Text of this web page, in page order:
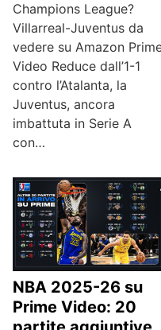
Champions League?
Villarreal-Juventus da
vedere su Amazon
Video Reduce dall’1-1
contro l’Atalanta, la
Juventus, ancora
imbattuta in Serie A
con…
NBA 2025-26 su
Prime Video: 20